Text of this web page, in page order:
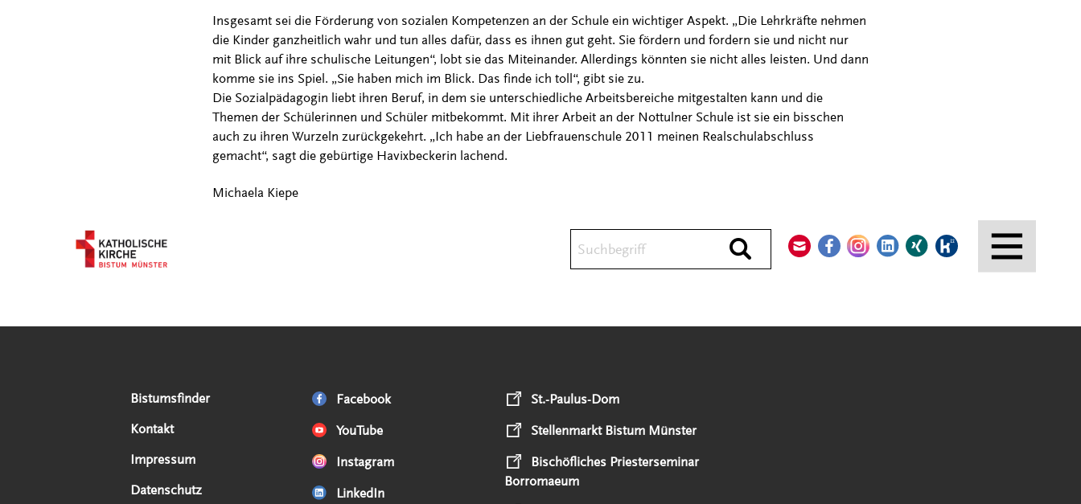
Durchsuchen
Insgesamt sei die Förderung von sozialen Kompetenzen an der Schule ein wichtiger Aspekt. „Die Lehrkräfte nehmen
die Kinder ganzheitlich wahr und tun alles dafür, dass es ihnen gut geht. Sie fördern und fordern sie und nicht nur
mit Blick auf ihre schulische Leitungen“, lobt sie das Miteinander. Allerdings könnten sie nicht alles leisten. Und dann
komme sie ins Spiel. „Sie haben mich im Blick. Das finde ich toll“, gibt sie zu.
Die Sozialpädagogin liebt ihren Beruf, in dem sie unterschiedliche Arbeitsbereiche mitgestalten kann und die
Themen der Schülerinnen und Schüler mitbekommt. Mit ihrer Arbeit an der Nottulner Schule ist sie ein bisschen
auch zu ihren Wurzeln zurückgekehrt. „Ich habe an der Liebfrauenschule 2011 meinen Realschulabschluss
gemacht“, sagt die gebürtige Havixbeckerin lachend.
Michaela Kiepe
Serviceangebote
Bistumsfinder
Kontakt
Impressum
Datenschutz
Social Media Angebote Facebook
YouTube
Instagram
LinkedIn
Externe Links St.-Paulus-Dom
Stellenmarkt Bistum Münster
Bischöfliches Priesterseminar
Borromaeum